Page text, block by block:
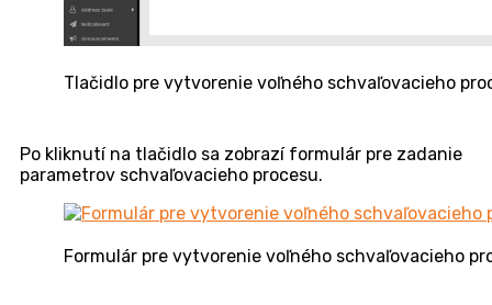
Založenie schvaľovacieho procesu voľného
modul v CDESKu. Pre vytvorenie takéhoto
schvaľovacieho procesu prejdite do
nezobrazuje, skontrolujte oprávnenia v časti
používateľ -> záložkaOprávnenia -> Schvaľovanie.Po